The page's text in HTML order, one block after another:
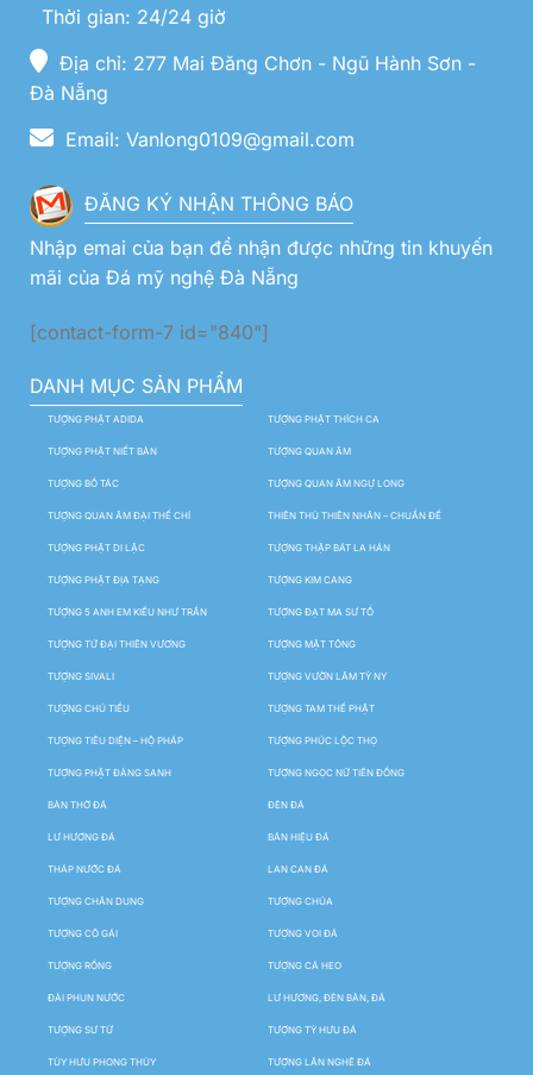
Thời gian: 24/24 giờ
Địa chỉ: 277 Mai Đăng Chơn - Ngũ Hành Sơn -
Đà Nẵng
Email: Vanlong0109@gmail.com
ĐĂNG KÝ NHẬN THÔNG BÁO
Nhập emai của bạn để nhận được những tin khuyến
mãi của Đá mỹ nghệ Đà Nẵng
[contact-form-7 id="840"]
DANH MỤC SẢN PHẨM
TƯỢNG PHẬT ADIDA TƯỢNG PHẬT THÍCH CA
TƯỢNG PHẬT NIẾT BÀN TƯỢNG QUAN ÂM
TƯỢNG BỒ TÁC TƯỢNG QUAN ÂM NGỰ LONG
TƯỢNG QUAN ÂM ĐẠI THẾ CHÍ THIÊN THỦ THIÊN NHÃN – CHUẨN ĐỀ
TƯỢNG PHẬT DI LẶC TƯỢNG THẬP BÁT LA HÁN
TƯỢNG PHẬT ĐỊA TẠNG TƯỢNG KIM CANG
TƯỢNG 5 ANH EM KIỀU NHƯ TRẦN TƯỢNG ĐẠT MA SƯ TỔ
TƯỢNG TỨ ĐẠI THIÊN VƯƠNG TƯỢNG MẬT TÔNG
TƯỢNG SIVALI TƯỢNG VƯỜN LÂM TỲ NY
TƯỢNG CHÚ TIỂU TƯỢNG TAM THẾ PHẬT
TƯỢNG TIÊU DIỆN – HỘ PHÁP TƯỢNG PHÚC LỘC THỌ
TƯỢNG PHẬT ĐẢNG SANH TƯỢNG NGỌC NỮ TIÊN ĐỒNG
BÀN THỜ ĐÁ ĐÈN ĐÁ
LƯ HƯƠNG ĐÁ BẢN HIỆU ĐÁ
THÁP NƯỚC ĐÁ LAN CAN ĐÁ
TƯỢNG CHÂN DUNG TƯỢNG CHÚA
TƯỢNG CÔ GÁI TƯỢNG VOI ĐÁ
TƯỢNG RỒNG TƯỢNG CÁ HEO
ĐÀI PHUN NƯỚC LƯ HƯƠNG, ĐÈN BÀN, ĐÁ
TƯỢNG SƯ TỬ TƯỢNG TỲ HƯU ĐÁ
TÙY HƯU PHONG THỦY TƯỢNG LÂN NGHÊ ĐÁ